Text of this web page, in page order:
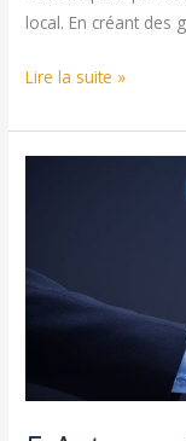
local. En créant des
Gobelets
carton
d’un
marketing
Lire la suite »